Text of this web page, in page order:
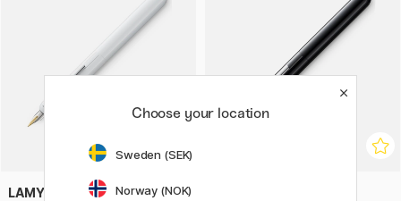
LAMY
Choose your location
Sweden (SEK)
Norway (NOK)